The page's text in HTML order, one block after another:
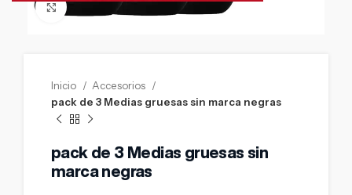
Click to enlarge
Inicio
Accesorios
pack de 3 Medias gruesas sin marca negras
pack de 3 Medias gruesas sin
marca negras